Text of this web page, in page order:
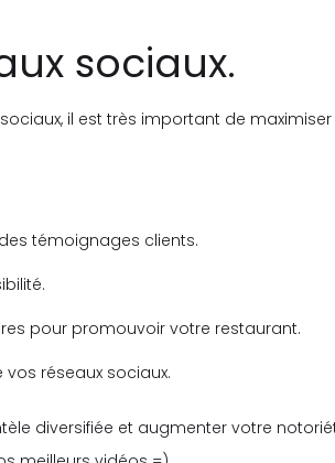
sociaux.
il est très important de
témoignages clients.
pour promouvoir votre restaurant.
réseaux sociaux.
diversifiée et augmenter votre